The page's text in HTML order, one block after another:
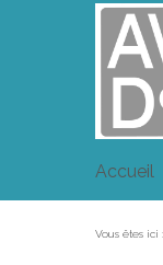
Accueil
Vous êtes ici :